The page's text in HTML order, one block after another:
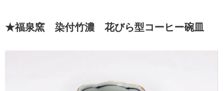
★福泉窯 染付竹濃 花びら型コーヒー碗皿